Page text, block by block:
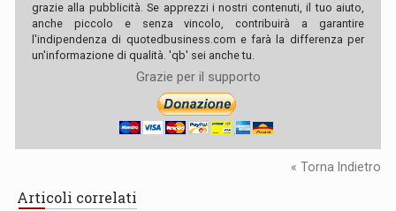
grazie alla pubblicità. Se apprezzi i nostri contenuti, il tuo aiuto,
anche piccolo e senza vincolo, contribuirà a garantire
l'indipendenza di quotedbusiness.com e farà la differenza per
un'informazione di qualità. 'qb' sei anche tu.
Grazie per il supporto
« Torna Indietro
Articoli correlati